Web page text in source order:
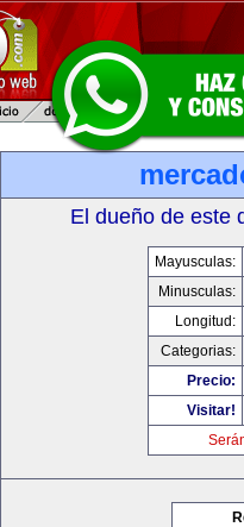
El dueño de este
Mayusculas:
Minusculas:
Longitud:
Categorias:
Precio:
Visitar!